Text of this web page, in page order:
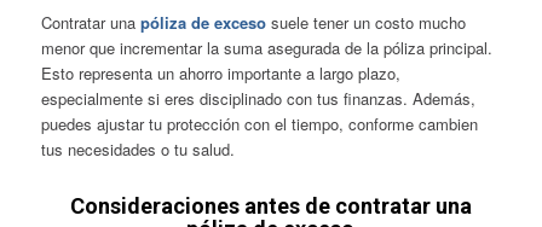
Contratar una póliza de excesosuele tener un costo mucho
menor que incrementar la suma asegurada de la póliza principal.
Esto representa un ahorro importante a largo plazo,
especialmente si eres disciplinado con tus finanzas. Además,
puedes ajustar tu protección con el tiempo, conforme cambien
tus necesidades o tu salud.
Consideraciones antes de contratar una